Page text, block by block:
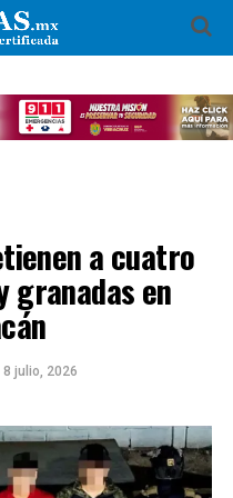
a cuatro
granadas en
8 julio, 2026